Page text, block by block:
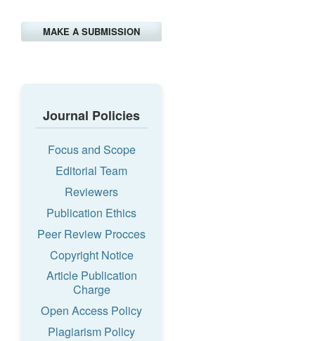
MAKE A SUBMISSION
Journal Policies
Focus and Scope
Editorial Team
Reviewers
Publication Ethics
Peer Review Procces
Copyright Notice
Article Publication
Charge
Open Access Policy
Plagiarism Policy